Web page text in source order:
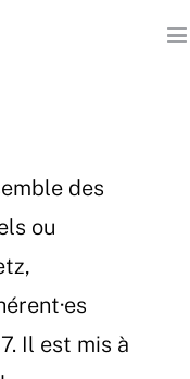
des
ou
Il est mis à